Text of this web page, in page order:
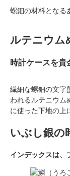
螺鈿の材料となる
ルテニウム
時計ケースを貴
繊細な螺鈿の文字
われるルテニウム
に使った下地の上
いぶし銀の
インデックスは、